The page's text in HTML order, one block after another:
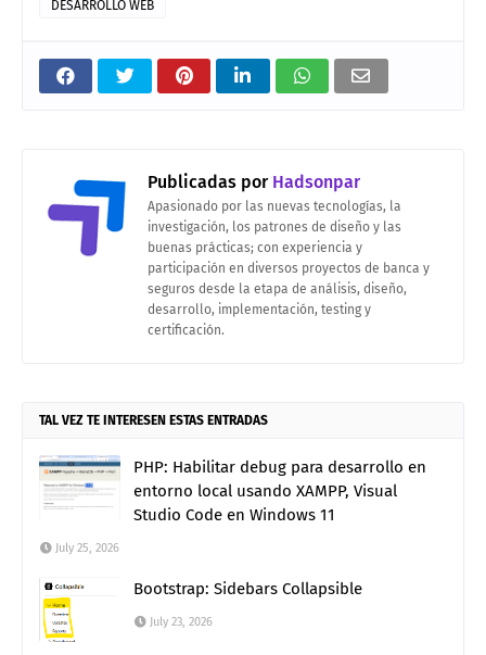
DESARROLLO WEB
Publicadas porHadsonpar
Apasionado por las nuevas tecnologías, la
investigación, los patrones de diseño y las
buenas prácticas; con experiencia y
participación en diversos proyectos de banca y
seguros desde la etapa de análisis, diseño,
desarrollo, implementación, testing y
certificación.
TAL VEZ TE INTERESEN ESTAS ENTRADAS
PHP: Habilitar debug para desarrollo en
entorno local usando XAMPP, Visual
Studio Code en Windows 11
July 25, 2026
Bootstrap: Sidebars Collapsible
July 23, 2026